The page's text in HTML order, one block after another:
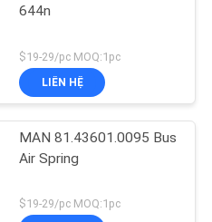
644n
$19-29/pc MOQ:1pc
LIÊN HỆ
MAN 81.43601.0095 Bus
Air Spring
$19-29/pc MOQ:1pc